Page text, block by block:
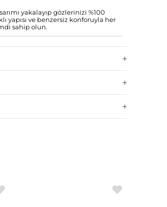
yakalayıp gözlerinizi %100
yapısı ve benzersiz konforuyla her
sahip olun.